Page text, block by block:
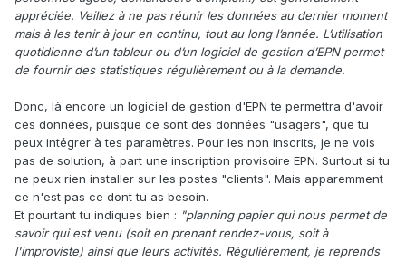
appréciée. Veillez à ne pas réunir les données au dernier moment
mais à les tenir à jour en continu, tout au long l’année. L’utilisation
quotidienne d’un tableur ou d’un logiciel de gestion d’EPN permet
de fournir des statistiques régulièrement ou à la demande.
Donc, là encore un logiciel de gestion d'EPN te permettra d'avoir
ces données, puisque ce sont des données "usagers", que tu
peux intégrer à tes paramètres. Pour les non inscrits, je ne vois
pas de solution, à part une inscription provisoire EPN. Surtout si tu
ne peux rien installer sur les postes "clients". Mais apparemment
ce n'est pas ce dont tu as besoin.
Et pourtant tu indiques bien : "planning papier qui nous permet de
savoir qui est venu (soit en prenant rendez-vous, soit à
l'improviste) ainsi que leurs activités. Régulièrement, je reprends